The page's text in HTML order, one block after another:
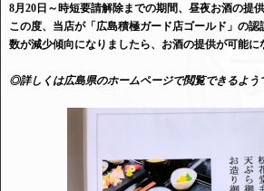
8月20日～時短要請解除までの期間、昼夜お酒の提
この度、当店が「広島積極ガード店ゴールド」の
数が減少傾向になりましたら、お酒の提供が可能に
◎詳しくは広島県のホームページで閲覧できるよう